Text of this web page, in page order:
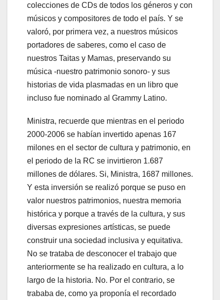
colecciones de CDs de todos los géneros y con
músicos y compositores de todo el país. Y se
valoró, por primera vez, a nuestros músicos
portadores de saberes, como el caso de
nuestros Taitas y Mamas, preservando su
música -nuestro patrimonio sonoro- y sus
historias de vida plasmadas en un libro que
incluso fue nominado al Grammy Latino.
Ministra, recuerde que mientras en el periodo
2000-2006 se habían invertido apenas 167
milones en el sector de cultura y patrimonio, en
el periodo de la RC se invirtieron 1.687
millones de dólares. Si, Ministra, 1687 millones.
Y esta inversión se realizó porque se puso en
valor nuestros patrimonios, nuestra memoria
histórica y porque a través de la cultura, y sus
diversas expresiones artísticas, se puede
construir una sociedad inclusiva y equitativa.
No se trataba de desconocer el trabajo que
anteriormente se ha realizado en cultura, a lo
largo de la historia. No. Por el contrario, se
trababa de, como ya proponía el recordado